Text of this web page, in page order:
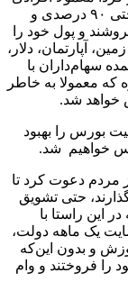
که در بورس سهم خریده‌اند پس از رشد ۳۰ یا حتی ۹۰ درصدی و
و پول خود را
آپارتمان، دلار،
سهام‌داران با
که معمولا به خاطر
خواهد شد.
بورس را بهبود
خواهیم شد.
مردم دعوت کرد تا
حتی تشویق
این راستا با
حمایت یک ماهه دولت،
و بدون این‌که
را فروختند و وام